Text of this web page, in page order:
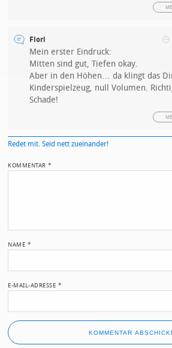
Flori
Mein erster Eindruck:
Mitten sind gut, Tiefen okay.
Aber in den Höhen… da klingt das
Kinderspielzeug, null Volumen.
Schade!
Redet mit. Seid nett zueinander!
KOMMENTAR*
NAME *
E-MAIL-ADRESSE *